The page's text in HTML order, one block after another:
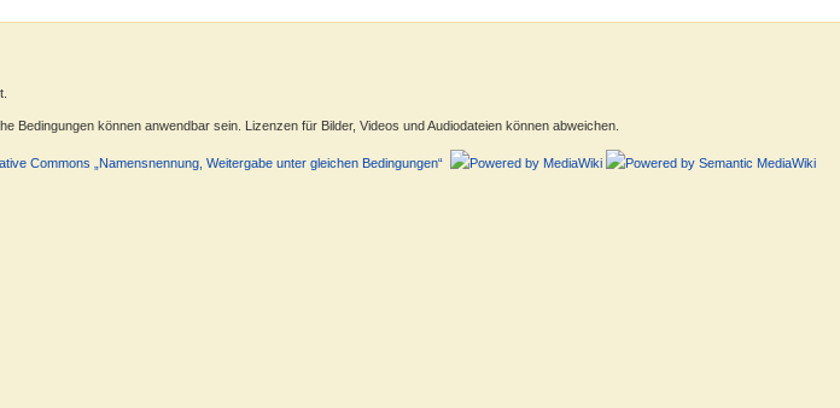
Bedingungen können anwendbar sein. Lizenzen für Bilder, Videos und Audiodateien können abweichen.